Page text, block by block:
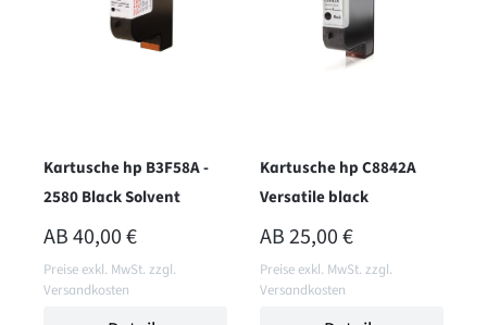
Kartusche hp B3F58A -
2580 Black Solvent
REGULÄRER PREIS:
AB40,00 €
Preise exkl. MwSt. zzgl.
Versandkosten
Kartusche hp C8842A
Versatile black
REGULÄRER PREIS:
AB25,00 €
Preise exkl. MwSt. zzgl.
Versandkosten